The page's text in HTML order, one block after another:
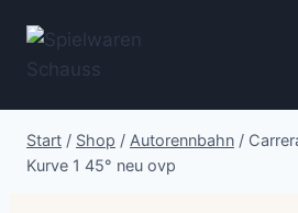
Inhalt
springen
Start / Shop / Autorennbahn /
Kurve 1 45° neu ovp